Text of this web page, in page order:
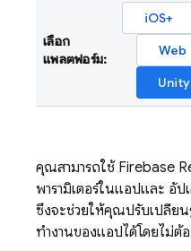
เลือก
แพลตฟอร์ม:
iOS+
Web
Unity
คุณสามารถใช้ Firebase
พารามิเตอร์ในแอปและ อัป
ซึ่งจะช่วยให้คุณปรับเปลี่
ทำงานของแอปได้โดยไม่ต้